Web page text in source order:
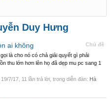
Duy Hưng
Chủ đề
ai không
là cho nó có chả giải quyết gì phải
thu lớn hơn lên họ đã dẹp mu pc sang 1
19/7/17, 11 lần trả lời, trong diễn đàn: Hà